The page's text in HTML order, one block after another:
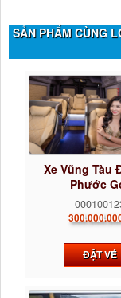
SẢN PHẨM CÙNG
Xe Vũng Tàu
Phước
ĐẶT VÉ